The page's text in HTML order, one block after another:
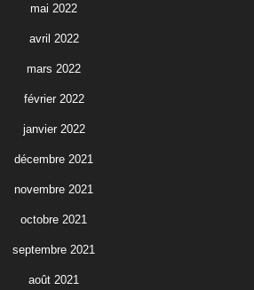
mai 2022
avril 2022
mars 2022
février 2022
janvier 2022
décembre 2021
novembre 2021
octobre 2021
septembre 2021
août 2021